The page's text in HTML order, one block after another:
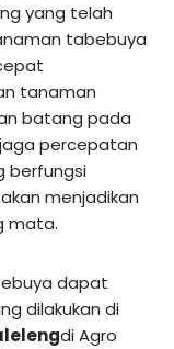
yang telah
tabebuya
tanaman
batang pada
percepatan
berfungsi
menjadikan
mata.
dapat
dilakukan di
di Agro